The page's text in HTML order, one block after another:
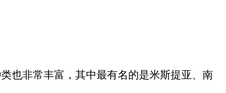
也非常丰富，其中最有名的是米斯提亚、南